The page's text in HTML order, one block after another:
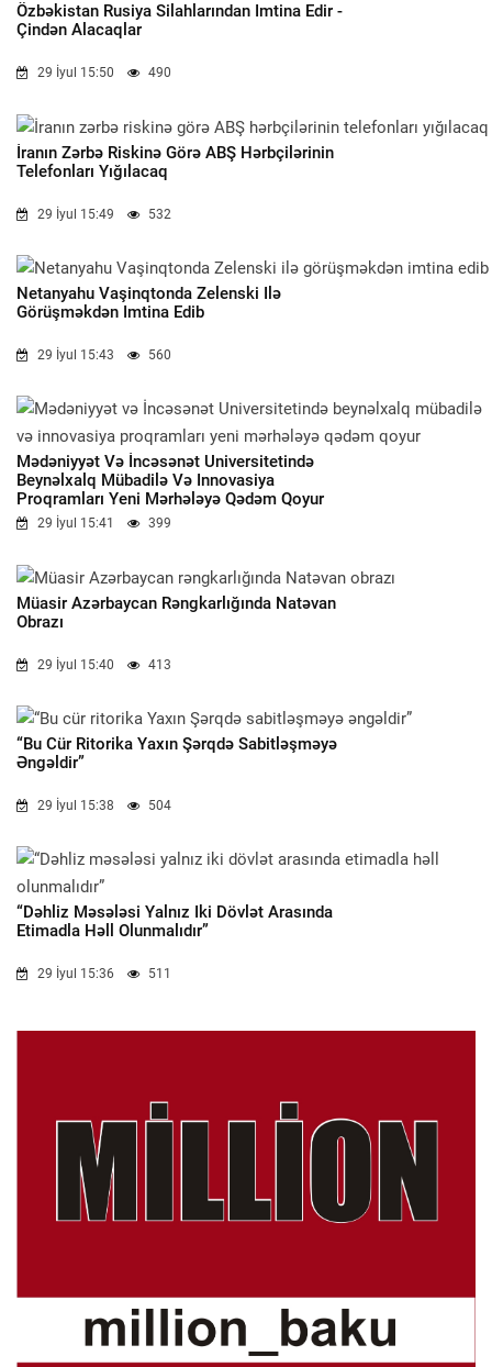
Özbəkistan Rusiya Silahlarından Imtina Edir -
Çindən Alacaqlar
29 İyul 15:50 490
İranın Zərbə Riskinə Görə ABŞ Hərbçilərinin
Telefonları Yığılacaq
29 İyul 15:49 532
Netanyahu Vaşinqtonda Zelenski Ilə
Görüşməkdən Imtina Edib
29 İyul 15:43 560
Mədəniyyət Və İncəsənət Universitetində
Beynəlxalq Mübadilə Və Innovasiya
Proqramları Yeni Mərhələyə Qədəm Qoyur
29 İyul 15:41 399
Müasir Azərbaycan Rəngkarlığında Natəvan
Obrazı
29 İyul 15:40 413
“Bu Cür Ritorika Yaxın Şərqdə Sabitləşməyə
Əngəldir”
29 İyul 15:38 504
“Dəhliz Məsələsi Yalnız Iki Dövlət Arasında
Etimadla Həll Olunmalıdır”
29 İyul 15:36 511